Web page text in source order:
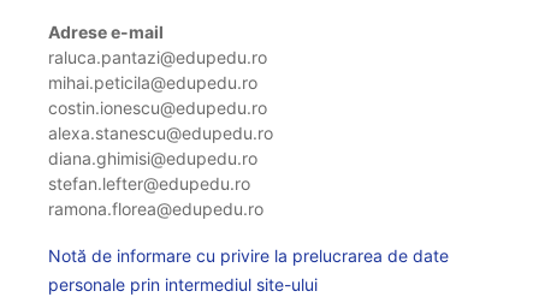
Adrese e-mail
raluca.pantazi@edupedu.ro
mihai.peticila@edupedu.ro
costin.ionescu@edupedu.ro
alexa.stanescu@edupedu.ro
diana.ghimisi@edupedu.ro
stefan.lefter@edupedu.ro
ramona.florea@edupedu.ro
Notă de informare cu privire la prelucrarea de date
personale prin intermediul site-ului